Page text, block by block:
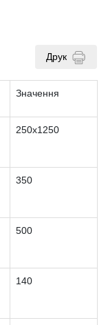
Друк
Значення
250х1250
350
500
140